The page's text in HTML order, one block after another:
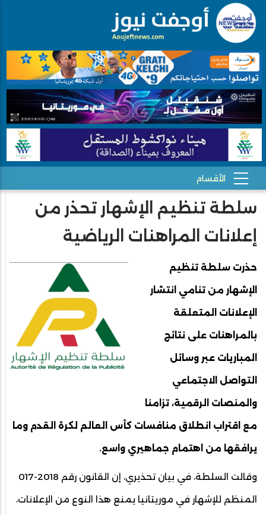
سلطة تنظيم الإشهار تحذر من
إعلانات المراهنات الرياضية
حذرت سلطة تنظيم
الإشهار من تنامي انتشار
الإعلانات المتعلقة
بالمراهنات على نتائج
المباريات عبر وسائل
التواصل الاجتماعي
والمنصات الرقمية، تزامنا
مع اقتراب انطلاق منافسات كأس العالم لكرة القدم وما
يرافقها من اهتمام جماهيري واسع.
وقالت السلطة، في بيان تحذيري، إن القانون رقم 2018-017
المنظم للإشهار في موريتانيا يمنع هذا النوع من الإعلانات،